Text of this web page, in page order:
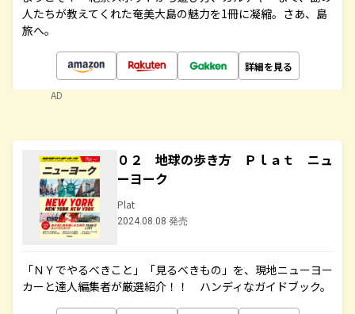
人たちが教えてくれた奄美大島の魅力を1冊に凝縮。さあ、島
旅へ。
詳細を見る
AD
０２ 地球の歩き方 Ｐｌａｔ ニュ
ーヨーク
Plat
2024.08.08 発売
「ＮＹでやるべきこと」「見るべきもの」を、現地ニューヨー
カーと達人編集者が厳選紹介！！ ハンディなガイドブック。